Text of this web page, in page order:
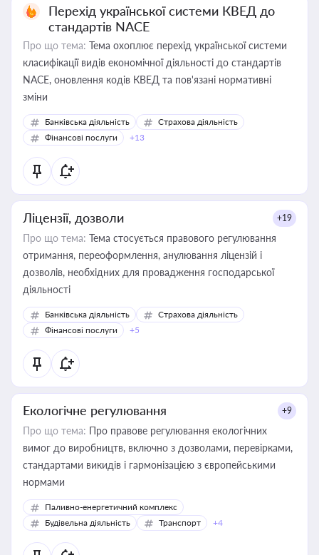
Перехід української системи КВЕД до
стандартів NACE
Про що тема: Тема охоплює перехід української системи
класифікації видів економічної діяльності до стандартів
NACE, оновлення кодів КВЕД та пов'язані нормативні
зміни
Банківська діяльність
Страхова діяльність
Фінансові послуги
+13
Ліцензії, дозволи +19
Про що тема: Тема стосується правового регулювання
отримання, переоформлення, анулювання ліцензій і
дозволів, необхідних для провадження господарської
діяльності
Банківська діяльність
Страхова діяльність
Фінансові послуги
+5
Екологічне регулювання +9
Про що тема: Про правове регулювання екологічних
вимог до виробництв, включно з дозволами, перевірками,
стандартами викидів і гармонізацією з європейськими
нормами
Паливно-енергетичний комплекс
Будівельна діяльність
Транспорт +4